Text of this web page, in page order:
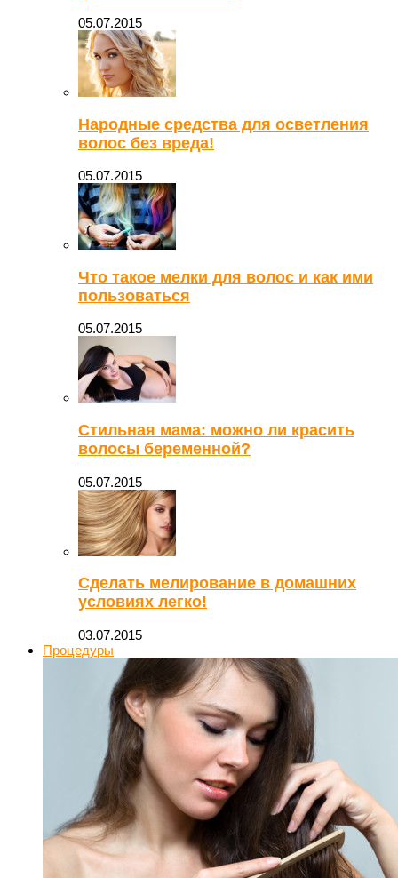
05.07.2015
Народные средства для осветления
волос без вреда!
05.07.2015
Что такое мелки для волос и как ими
пользоваться
05.07.2015
Стильная мама: можно ли красить
волосы беременной?
05.07.2015
Сделать мелирование в домашних
условиях легко!
03.07.2015
Процедуры